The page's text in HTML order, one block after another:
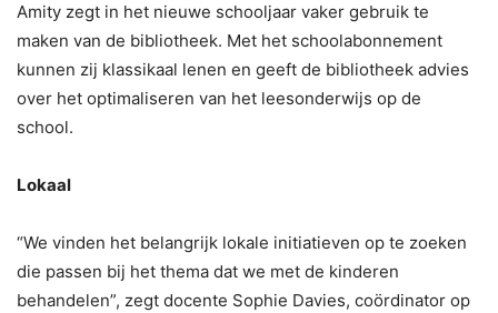
Amity zegt in het nieuwe schooljaar vaker gebruik te
maken van de bibliotheek. Met het schoolabonnement
kunnen zij klassikaal lenen en geeft de bibliotheek advies
over het optimaliseren van het leesonderwijs op de
school.
Lokaal
“We vinden het belangrijk lokale initiatieven op te zoeken
die passen bij het thema dat we met de kinderen
behandelen”, zegt docente Sophie Davies, coördinator op